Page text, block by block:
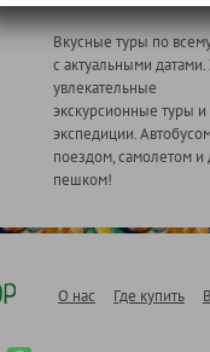
Вкусные туры по
с актуальными датами.
увлекательные
экскурсионные туры
экспедиции.
поездом, самолетом и
пешком!
О нас Где купить